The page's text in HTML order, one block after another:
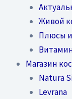
Живой
Плюсы и
Магазин
Natura
Levrana